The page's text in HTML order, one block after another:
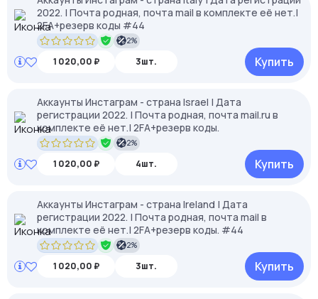
2022. | Почта родная, почта mail в комплекте её нет.|
2FA+резерв коды #44
2%
1 020,00 ₽ 3шт. Купить
Аккаунты Инстаграм - страна Israel | Дата
регистрации 2022. | Почта родная, почта mail.ru в
комплекте её нет.| 2FA+резерв коды.
2%
1 020,00 ₽ 4шт. Купить
Аккаунты Инстаграм - страна Ireland | Дата
регистрации 2022. | Почта родная, почта mail в
комплекте её нет.| 2FA+резерв коды. #44
2%
1 020,00 ₽ 3шт. Купить